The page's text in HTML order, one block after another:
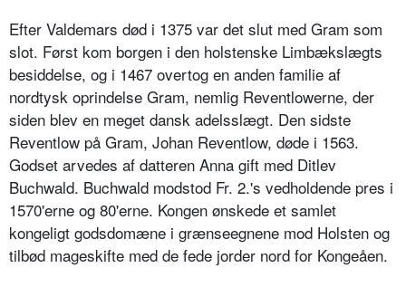
Efter Valdemars død i 1375 var det slut med Gram som
slot. Først kom borgen i den holstenske Limbækslægts
besiddelse, og i 1467 overtog en anden familie af
nordtysk oprindelse Gram, nemlig Reventlowerne, der
siden blev en meget dansk adelsslægt. Den sidste
Reventlow på Gram, Johan Reventlow, døde i 1563.
Godset arvedes af datteren Anna gift med Ditlev
Buchwald. Buchwald modstod Fr. 2.'s vedholdende pres i
1570'erne og 80'erne. Kongen ønskede et samlet
kongeligt godsdomæne i grænseegnene mod Holsten og
tilbød mageskifte med de fede jorder nord for Kongeåen.